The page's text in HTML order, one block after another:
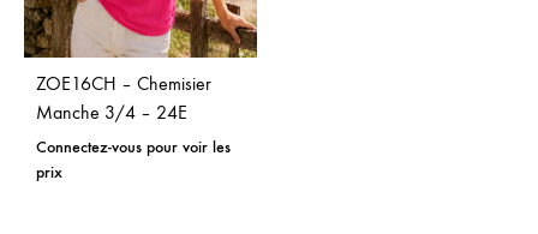
ZOE16CH – Chemisier
Manche 3/4 – 24E
Connectez-vous pour voir les
prix